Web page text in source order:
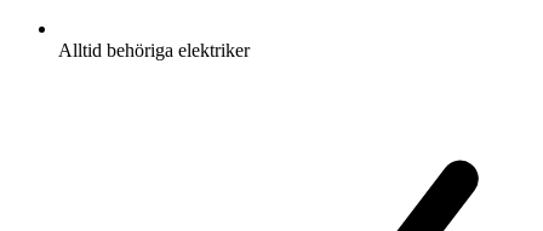
Alltid behöriga elektriker